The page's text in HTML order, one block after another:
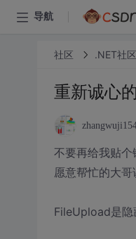
导航
社区 .NET社区
重新诚心
不要再给我贴个
愿意帮忙的大哥
FileUpload是